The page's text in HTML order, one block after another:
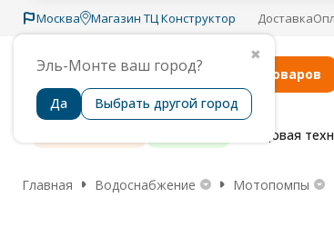
Москва
✖
Эль-Монте ваш город?
Да Выбрать другой город
Магазин ТЦ Конструктор Доставка
Каталог товаров
Садовая
Главная Водоснабжение Мотопомпы